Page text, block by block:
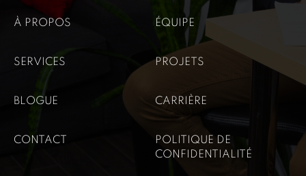
À PROPOS ÉQUIPE
SERVICES PROJETS
BLOGUE CARRIÈRE
CONTACT
POLITIQUE DE
CONFIDENTIALITÉ